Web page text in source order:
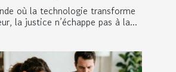
où la technologie transforme
la justice n’échappe pas à la...